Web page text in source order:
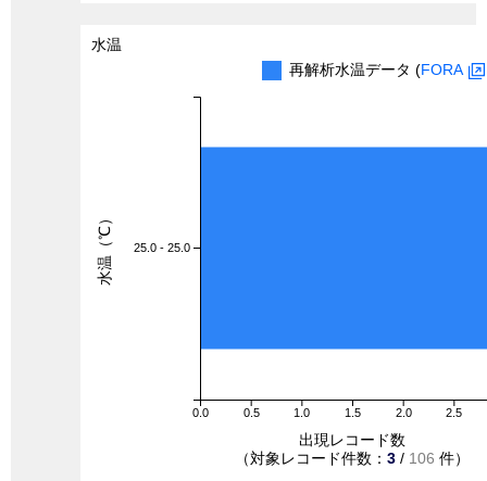
水温
再解析水温データ (FORA
0.0 0.5 1.0 1.5 2.0 2.5
25.0 - 25.0
出現レコード数
（対象レコード件数： 3 / 106 件）
水温（℃）